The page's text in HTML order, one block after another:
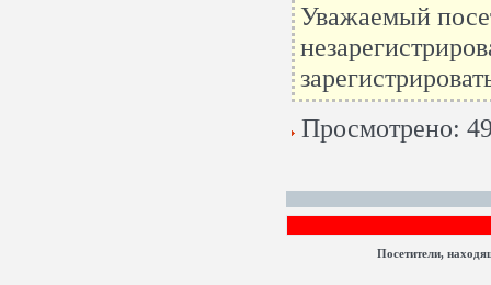
Уважаемый
Просмотрено:
Посетители,